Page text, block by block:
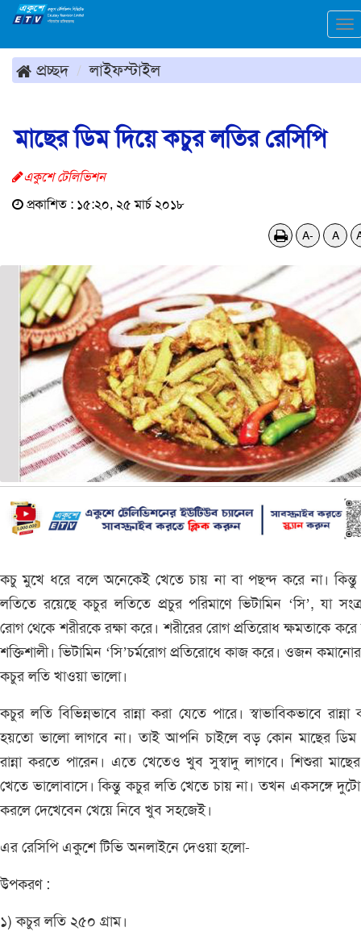
প্রচ্ছদ লাইফস্টাইল
মাছের ডিম দিয়ে কচুর লতির রেসিপি
একুশে টেলিভিশন
প্রকাশিত : ১৫:২০, ২৫ মার্চ ২০১৮
A- A
কচু মুখে ধরে বলে অনেকেই খেতে চায় না বা পছন্দ করে না।
লতিতে রয়েছে কচুর লতিতে প্রচুর পরিমাণে ভিটামিন ‘সি’, যা
রোগ থেকে শরীরকে রক্ষা করে। শরীরের রোগ প্রতিরোধ ক্ষমতাকে করে
শক্তিশালী। ভিটামিন ‘সি’চর্মরোগ প্রতিরোধে কাজ করে। ওজন
কচুর লতি খাওয়া ভালো।
কচুর লতি বিভিন্নভাবে রান্না করা যেতে পারে। স্বাভাবিকভাবে রান্না
হয়তো ভালো লাগবে না। তাই আপনি চাইলে বড় কোন মাছের ডিম
রান্না করতে পারেন। এতে খেতেও খুব সুস্বাদু লাগবে। শিশুরা
খেতে ভালোবাসে। কিন্তু কচুর লতি খেতে চায় না। তখন একসঙ্গে দুটো
করলে দেখেবেন খেয়ে নিবে খুব সহজেই।
এর রেসিপি একুশে টিভি অনলাইনে দেওয়া হলো-
উপকরণ :
১) কচুর লতি ২৫০ গ্রাম।